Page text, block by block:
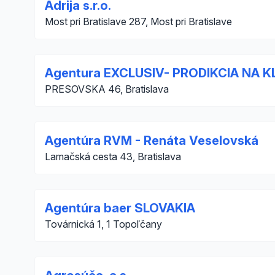
Adrija s.r.o.
Most pri Bratislave 287, Most pri Bratislave
Agentura EXCLUSIV- PRODIKCIA NA
PRESOVSKA 46, Bratislava
Agentúra RVM - Renáta Veselovská
Lamačská cesta 43, Bratislava
Agentúra baer SLOVAKIA
Továrnická 1, 1 Topoľčany